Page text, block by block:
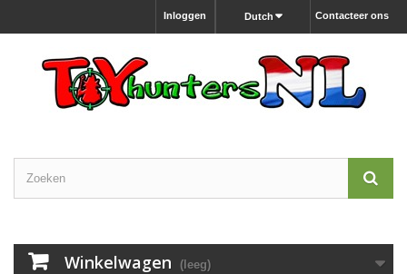
Contacteer ons
Dutch
Inloggen
Winkelwagen (leeg)